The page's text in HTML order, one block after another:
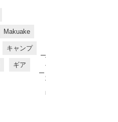
Makuake
キャンプ
ギア
す
す
め
商
品